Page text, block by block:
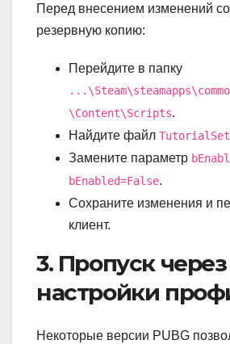
Перед внесением изменений
резервную копию:
Перейдите в папку
\Content\Scripts.
Найдите файл
Замените параметр
bEnabled=False.
Сохраните изменения и
клиент.
3. Пропуск через
настройки
Некоторые версии PUBG